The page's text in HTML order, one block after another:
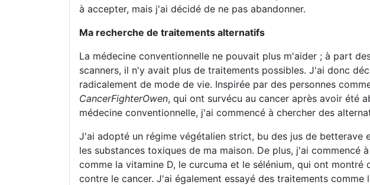
à accepter, mais j'ai décidé de ne pas abandonner.
Ma recherche de traitements alternatifs
La médecine conventionnelle ne pouvait plus m'aider ; à part
scanners, il n'y avait plus de traitements possibles. J'ai donc
radicalement de mode de vie. Inspirée par des personnes
CancerFighterOwen, qui ont survécu au cancer après avoir été
médecine conventionnelle, j'ai commencé à chercher des
J'ai adopté un régime végétalien strict, bu des jus de betterave
les substances toxiques de ma maison. De plus, j'ai commencé
comme la vitamine D, le curcuma et le sélénium, qui ont montré
contre le cancer. J'ai également essayé des traitements comme